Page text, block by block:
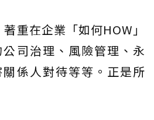
重在企業「如何HOW」
司治理、風險管理、永
係人對待等等。正是所